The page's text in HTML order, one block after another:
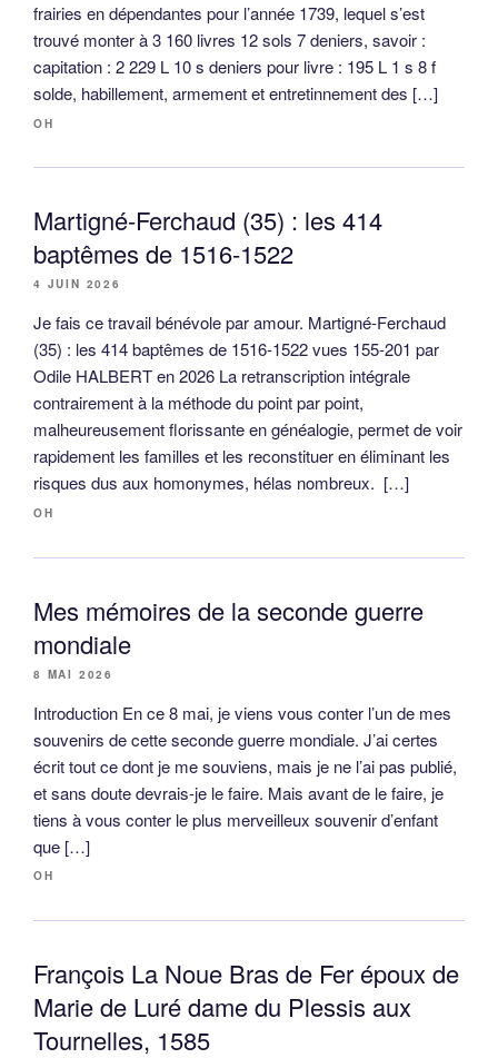
frairies en dépendantes pour l’année 1739, lequel s’est
trouvé monter à 3 160 livres 12 sols 7 deniers, savoir :
capitation : 2 229 L 10 s deniers pour livre : 195 L 1 s 8 f
solde, habillement, armement et entretinnement des […]
OH
Martigné-Ferchaud (35) : les 414
baptêmes de 1516-1522
4 JUIN 2026
Je fais ce travail bénévole par amour. Martigné-Ferchaud
(35) : les 414 baptêmes de 1516-1522 vues 155-201 par
Odile HALBERT en 2026 La retranscription intégrale
contrairement à la méthode du point par point,
malheureusement florissante en généalogie, permet de voir
rapidement les familles et les reconstituer en éliminant les
risques dus aux homonymes, hélas nombreux. […]
OH
Mes mémoires de la seconde guerre
mondiale
8 MAI 2026
Introduction En ce 8 mai, je viens vous conter l’un de mes
souvenirs de cette seconde guerre mondiale. J’ai certes
écrit tout ce dont je me souviens, mais je ne l’ai pas publié,
et sans doute devrais-je le faire. Mais avant de le faire, je
tiens à vous conter le plus merveilleux souvenir d’enfant
que […]
OH
François La Noue Bras de Fer époux de
Marie de Luré dame du Plessis aux
Tournelles, 1585